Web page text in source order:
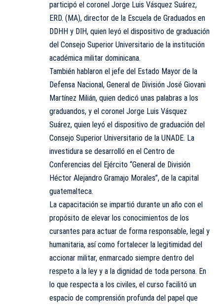
participó el coronel Jorge Luis Vásquez Suárez,
ERD. (MA), director de la Escuela de Graduados en
DDHH y DIH, quien leyó el dispositivo de graduación
del Consejo Superior Universitario de la institución
académica militar dominicana.
También hablaron el jefe del Estado Mayor de la
Defensa Nacional, General de División José Giovani
Martínez Milián, quien dedicó unas palabras a los
graduandos, y el coronel Jorge Luis Vásquez
Suárez, quien leyó el dispositivo de graduación del
Consejo Superior Universitario de la UNADE. La
investidura se desarrolló en el Centro de
Conferencias del Ejército “General de División
Héctor Alejandro Gramajo Morales”, de la capital
guatemalteca.
La capacitación se impartió durante un año con el
propósito de elevar los conocimientos de los
cursantes para actuar de forma responsable, legal y
humanitaria, así como fortalecer la legitimidad del
accionar militar, enmarcado siempre dentro del
respeto a la ley y a la dignidad de toda persona. En
lo que respecta a los civiles, el curso facilitó un
espacio de comprensión profunda del papel que